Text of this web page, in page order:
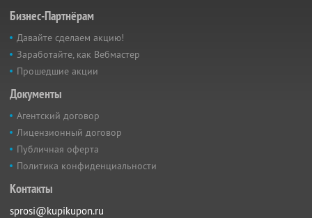
Бизнес-Партнёрам
Давайте сделаем акцию!
Заработайте, как Вебмастер
Прошедшие акции
Документы
Агентский договор
Лицензионный договор
Публичная оферта
Политика конфиденциальности
Контакты
sprosi@kupikupon.ru